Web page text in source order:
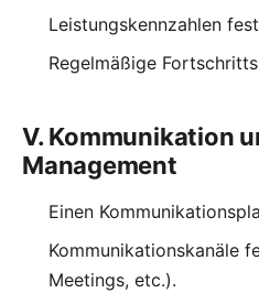
Leistungskennzahlen
Regelmäßige
V. Kommunikation
Management
Einen
Kommunikationskanäle
Meetings, etc.).